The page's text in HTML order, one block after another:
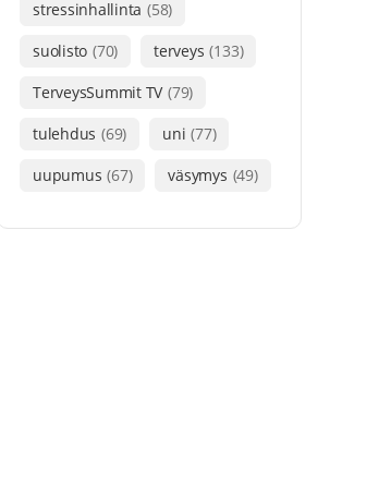
stressinhallinta (58)
suolisto (70) terveys (133)
TerveysSummit TV (79)
tulehdus (69) uni (77)
uupumus (67) väsymys (49)